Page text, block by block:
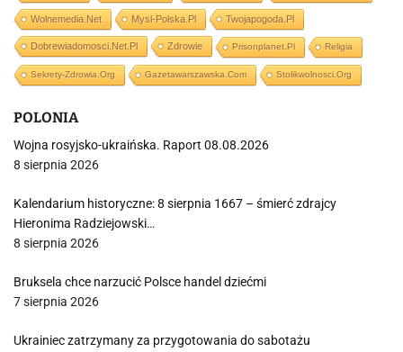
Wolnemedia.net Mysl-Polska.pl Twojapogoda.pl
Dobrewiadomosci.net.pl Zdrowie Prisonplanet.pl Religia
Sekrety-Zdrowia.org Gazetawarszawska.com Stolikwolnosci.org
POLONIA
Wojna rosyjsko-ukraińska. Raport 08.08.2026
8 sierpnia 2026
Kalendarium historyczne: 8 sierpnia 1667 – śmierć zdrajcy
Hieronima Radziejowski…
8 sierpnia 2026
Bruksela chce narzucić Polsce handel dziećmi
7 sierpnia 2026
Ukrainiec zatrzymany za przygotowania do sabotażu